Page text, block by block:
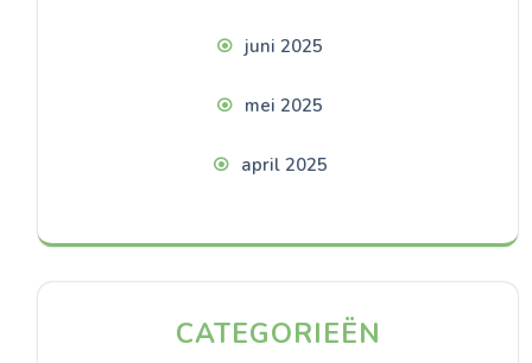
juni 2025
mei 2025
april 2025
CATEGORIEËN